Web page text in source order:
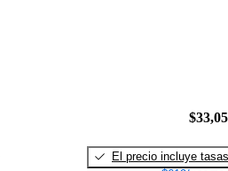
El precio incluye tasas